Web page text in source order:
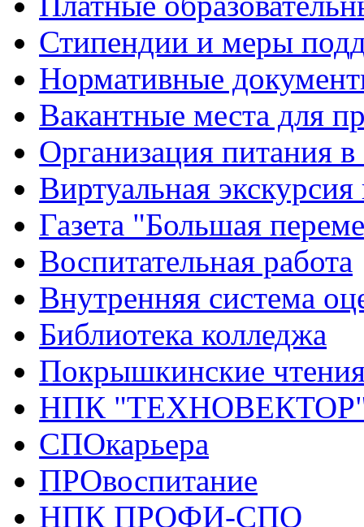
Стипендии и меры
Нормативные
Вакантные места для
Организация питания в
Виртуальная
Газета "Большая
Воспитательная работа
Внутренняя система
Библиотека колледжа
Покрышкинские
НПК
СПОкарьера
ПРОвоспитание
НПК ПРОФИ-СПО